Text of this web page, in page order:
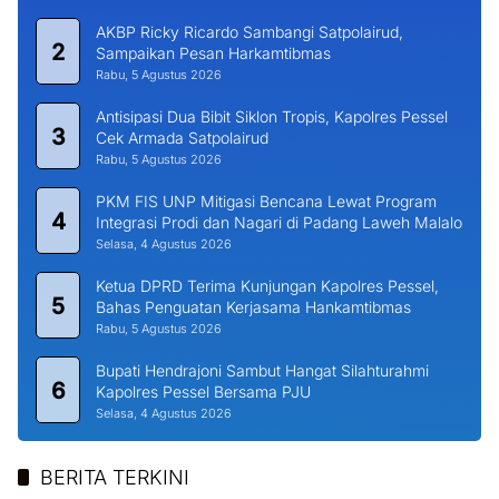
2
AKBP Ricky Ricardo Sambangi Satpolairud,
Sampaikan Pesan Harkamtibmas
Rabu, 5 Agustus 2026
3
Antisipasi Dua Bibit Siklon Tropis, Kapolres Pessel
Cek Armada Satpolairud
Rabu, 5 Agustus 2026
4
PKM FIS UNP Mitigasi Bencana Lewat Program
Integrasi Prodi dan Nagari di Padang Laweh Malalo
Selasa, 4 Agustus 2026
5
Ketua DPRD Terima Kunjungan Kapolres Pessel,
Bahas Penguatan Kerjasama Hankamtibmas
Rabu, 5 Agustus 2026
6
Bupati Hendrajoni Sambut Hangat Silahturahmi
Kapolres Pessel Bersama PJU
Selasa, 4 Agustus 2026
BERITA TERKINI